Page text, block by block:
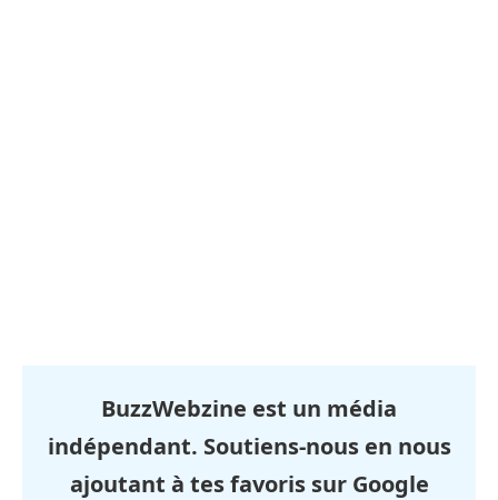
BuzzWebzine est un média
indépendant. Soutiens-nous en nous
ajoutant à tes favoris sur Google